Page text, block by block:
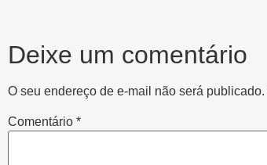
Deixe um comentário
O seu endereço de e-mail não será publicado.
Comentário *